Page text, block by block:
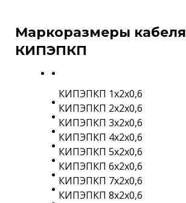
Маркоразмеры кабеля
КИПЭПКП
КИПЭПКП 1х2х0,6
КИПЭПКП 2х2х0,6
КИПЭПКП 3х2х0,6
КИПЭПКП 4х2х0,6
КИПЭПКП 5х2х0,6
КИПЭПКП 6х2х0,6
КИПЭПКП 7х2х0,6
КИПЭПКП 8х2х0,6